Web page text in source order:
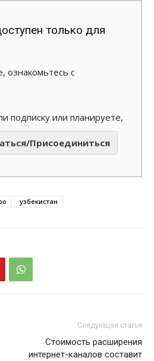
только для
ознакомьтесь с
подписку или планируете,
Присоединиться
узбекистан
Следующая статья
Стоимость расширения
интернет-каналов составит